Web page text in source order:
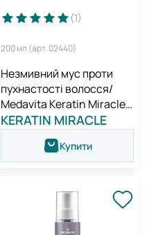
(1)
200 мл (арт. 02440)
Незмивний мус проти
пухнастості волосся/
Medavita Keratin Miracle
Frizz Over Hair Mousse
KERATIN MIRACLE
Купити